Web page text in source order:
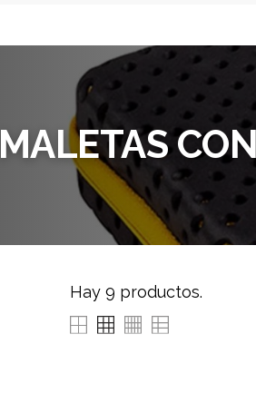
MALETAS
Hay 9 productos.